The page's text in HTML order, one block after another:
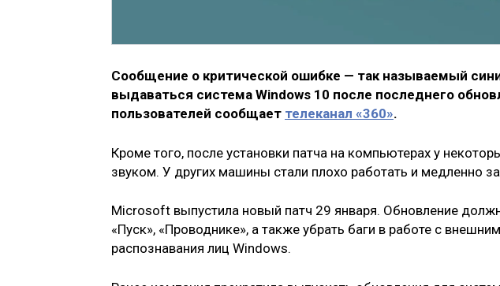
Сообщение о критической ошибке — так называемый
выдаваться система Windows 10 после последнего
пользователей сообщает телеканал «360».
Кроме того, после установки патча на компьютерах у
звуком. У других машины стали плохо работать и медленно
Microsoft выпустила новый патч 29 января. Обновление
«Пуск», «Проводнике», а также убрать баги в работе с
распознавания лиц Windows.